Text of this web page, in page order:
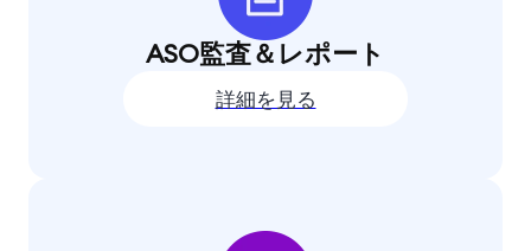
ASO監査＆レポート
詳細を見る